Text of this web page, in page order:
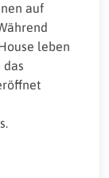
auf
leben
das